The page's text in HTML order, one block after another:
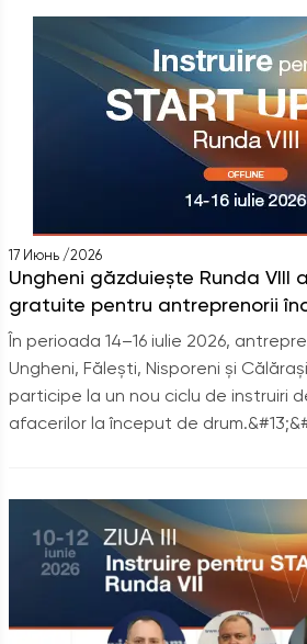
17 Июнь /2026
Ungheni găzduiește Runda VIII
gratuite pentru antreprenorii
În perioada 14–16 iulie 2026,
Ungheni, Fălești, Nisporeni și
participe la un nou ciclu de instruiri
afacerilor la început de